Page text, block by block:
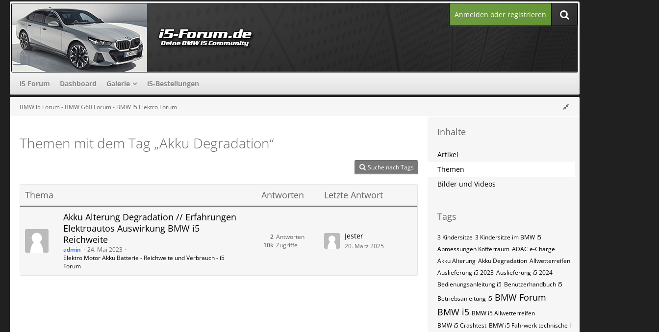
Anmelden oder registrieren
i5 Forum Dashboard Galerie i5-Bestellungen
BMW i5 Forum - BMW G60 Forum - BMW i5 Elektro Forum
Themen mit dem Tag „Akku Degradation“
Suche nach Tags
Thema Antworten
Letzte Antwort
Akku Alterung Degradation // Erfahrungen
Elektroautos Auswirkung BMW i5
Reichweite
admin
24. Mai 2023
Elektro Motor Akku Batterie - Reichweite und Verbrauch - i5
Forum
Antworten
2
Zugriffe
10k
Jester
20. März 2025
Inhalte
Artikel
Themen
Bilder und Videos
Tags
3 Kindersitze 3 Kindersitze im BMW i5
Abmessungen Kofferraum ADAC e-Charge
Akku Alterung Akku Degradation Allwetterreifen
Auslieferung i5 2023 Auslieferung i5 2024
Bedienungsanleitung i5 Benutzerhandbuch i5
Betriebsanleitung i5 BMW Forum
BMW i5 BMW i5 Allwetterreifen
BMW i5 Crashtest BMW i5 Fahrwerk technische I